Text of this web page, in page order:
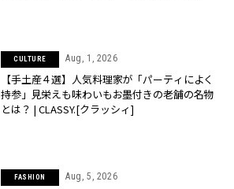
CULTURE Aug, 1, 2026
【手土産４選】人気料理家が「パーティによく
持参」見栄えも味わいもお墨付きの老舗の名物
とは？ | CLASSY.[クラッシィ]
FASHION Aug, 5, 2026